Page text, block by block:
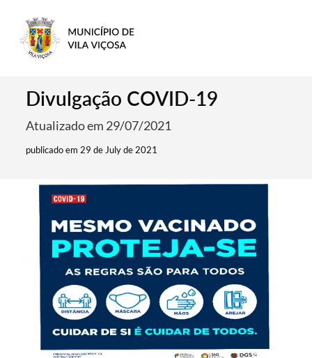
Divulgação COVID-19
Atualizado em 29/07/2021
publicado em 29 de July de 2021